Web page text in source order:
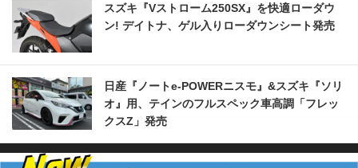
スズキ『Vストローム250SX』を快適ローダウ
ン! デイトナ、ゲル入りローダウンシート発売
日産『ノートe-POWERニスモ』&スズキ『ソリ
オ』用、テインのフルスペック車高調「フレッ
クスZ」発売